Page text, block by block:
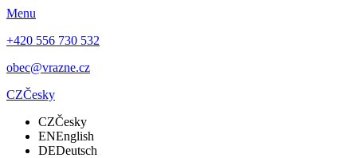
Menu
+420 556 730 532
obec@vrazne.cz
CZČesky
CZČesky
ENEnglish
DEDeutsch